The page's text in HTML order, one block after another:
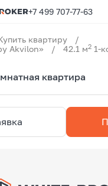
+7 499 707-77-63
квартиру
/
Akvilon»
/ 42.1 м2 1-
квартира